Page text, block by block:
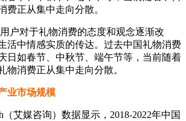
费正从集中走向分散。
对于礼物消费的态度和观念逐渐改
活中情感实质的传达。过去中国礼物消费
日如春节、中秋节、端午节等，当前随着
物消费正从集中走向分散。
市场规模
艾媒咨询）数据显示，2018-2022年中国